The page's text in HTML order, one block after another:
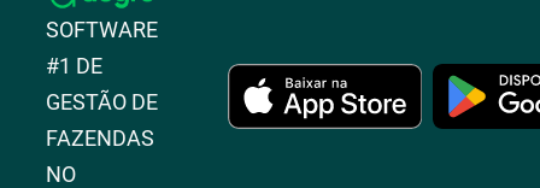
SOFTWARE
#1 DE
GESTÃO DE
FAZENDAS
NO